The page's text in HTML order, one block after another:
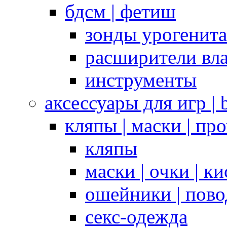
бдсм | фетиш
зонды
расширители
инструменты
аксессуары для игр |
кляпы | маски |
кляпы
маски | очки |
ошейники |
секс-одежда